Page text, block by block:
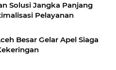
Solusi Jangka Panjang
Pelayanan
Besar Gelar Apel Siaga